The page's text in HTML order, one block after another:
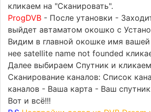
кликаем на "Сканировать".
ProgDVB - После утановки -
выйдет автаматом окошко с
Видим в главной окошке имя
нее satellite name not founded
Далее выбираем Спутник и
Сканирование каналов: Список
каналов - Ваша карта - Ваш
Вот и всё!!!